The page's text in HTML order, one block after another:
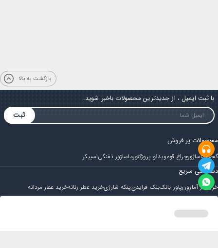
بازگشت به بالا
با ثبت ایمیل ، از جدیدترین محصولات باخبر شوید.
ثبت
محصولات پر فروش
گجتماساژورچراغ قوهویدئو پروژکتورماساژور تفنگیاسپیکر
دسترسی سریع
خرید از آمازونپاور بانکبلک فرایدیپنکه شارژیخرید عطر زنانهخرید عطر مردانه
مجله ایران باباحساب کاربری